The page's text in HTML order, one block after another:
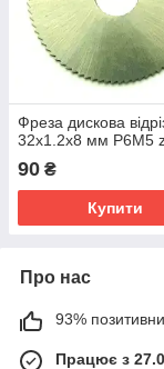
Фреза дискова
32х1.2x8 мм Р6M5
90 ₴
Купити
Про нас
93%
Працює з